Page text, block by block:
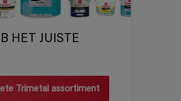
HET JUISTE
Trimetal assortiment